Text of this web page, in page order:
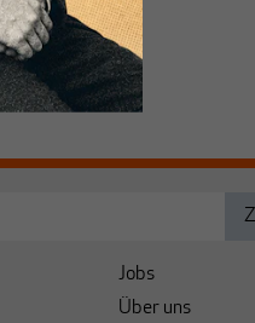
Jobs
Über uns